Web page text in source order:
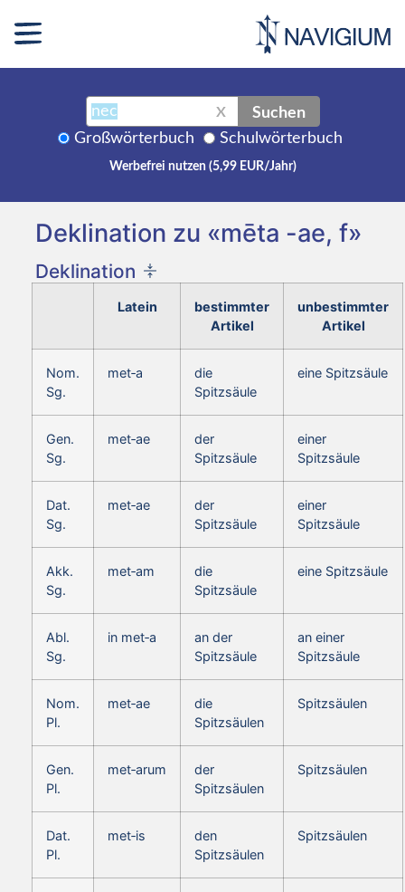
X Suchen
Großwörterbuch Schulwörterbuch
Werbefrei nutzen (5,99 EUR/Jahr)
Deklination zu «mēta -ae, f»
Deklination
Latein
bestimmter
Artikel
unbestimmter
Artikel
Nom.
Sg.
met‑a
die
Spitzsäule
eine Spitzsäule
Gen.
Sg.
met‑ae
der
Spitzsäule
einer
Spitzsäule
Dat.
Sg.
met‑ae
der
Spitzsäule
einer
Spitzsäule
Akk.
Sg.
met‑am
die
Spitzsäule
eine Spitzsäule
Abl.
Sg.
in met‑a
an der
Spitzsäule
an einer
Spitzsäule
Nom.
Pl.
met‑ae
die
Spitzsäulen
Spitzsäulen
Gen.
Pl.
met‑arum
der
Spitzsäulen
Spitzsäulen
Dat.
Pl.
met‑is
den
Spitzsäulen
Spitzsäulen